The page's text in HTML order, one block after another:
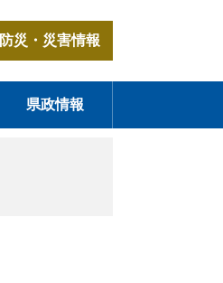
防災・災害情報
県政情報